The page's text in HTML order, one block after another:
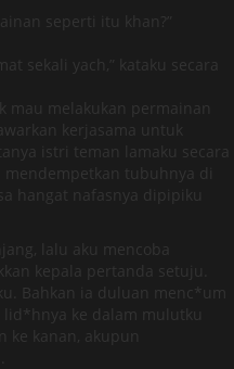
seperti itu khan?”
sekali yach,” kataku secara
mau melakukan permainan
kerjasama untuk
istri teman lamaku secara
tubuhnya di
hangat nafasnya dipipiku
lalu aku mencoba
kepala pertanda setuju.
Bahkan ia duluan menc*um
ke dalam mulutku
ke kanan, akupun